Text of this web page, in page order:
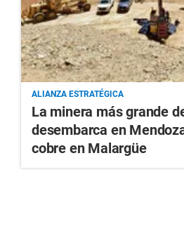
ALIANZA ESTRATÉGICA
La minera más grande
desembarca en
cobre en Malargüe